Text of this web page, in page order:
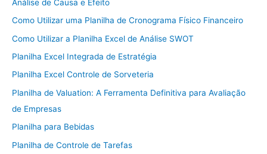
Análise de Causa e Efeito
Como Utilizar uma Planilha de Cronograma Físico Financeiro
Como Utilizar a Planilha Excel de Análise SWOT
Planilha Excel Integrada de Estratégia
Planilha Excel Controle de Sorveteria
Planilha de Valuation: A Ferramenta Definitiva para Avaliação
de Empresas
Planilha para Bebidas
Planilha de Controle de Tarefas